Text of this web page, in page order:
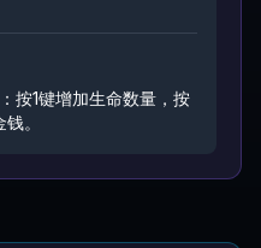
按1键增加生命数量，按
。